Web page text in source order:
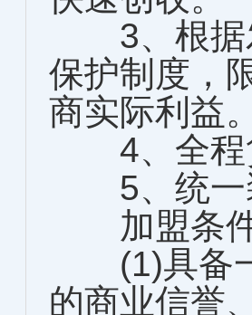
3、根据
保护制度，
商实际利益。
4、全程
5、统一
加盟条
(1)具备一
的商业信誉